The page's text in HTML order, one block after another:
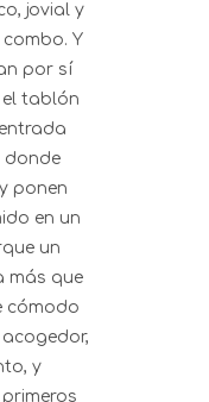
jovial y
Y
por sí
el tablón
donde
ponen
en un
un
más que
cómodo
y